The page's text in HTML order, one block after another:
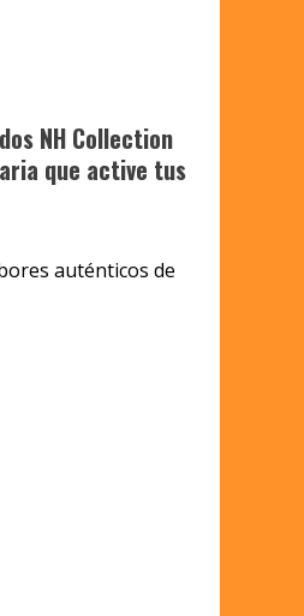
NH Collection
que active tus
auténticos de